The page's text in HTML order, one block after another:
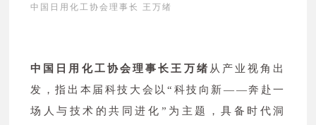
中国日用化工协会理事长 王万绪
中国日用化工协会理事长王万绪 从产业视角出
发，指出本届科技大会以“科技向新——奔赴一
场人与技术的共同进化”为主题，具备时代洞